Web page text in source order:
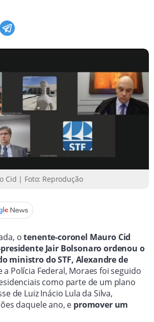
Cid | Foto: Reprodução
otenente-coronel Mauro Cid
Jair Bolsonaro ordenou o
ministro do STF, Alexandre de
a Polícia Federal, Moraes foi seguido
como parte de um plano
de Luiz Inácio Lula da Silva,
daquele ano, e promover um